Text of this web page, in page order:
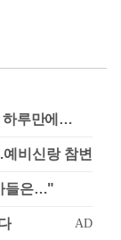
하루만에…
비신랑 참변
들은…"